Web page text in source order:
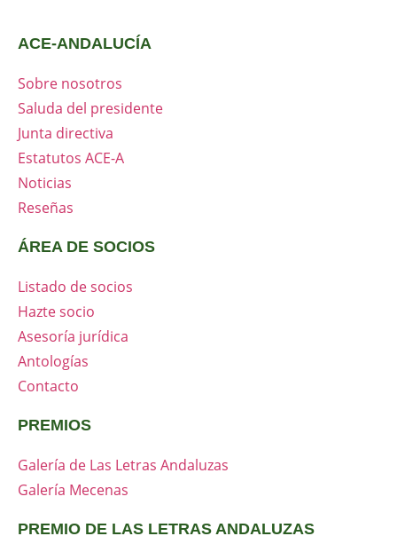
ACE-ANDALUCÍA
Sobre nosotros
Saluda del presidente
Junta directiva
Estatutos ACE-A
Noticias
Reseñas
ÁREA DE SOCIOS
Listado de socios
Hazte socio
Asesoría jurídica
Antologías
Contacto
PREMIOS
Galería de Las Letras Andaluzas
Galería Mecenas
PREMIO DE LAS LETRAS ANDALUZAS